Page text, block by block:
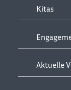
Kitas
Aktuelle